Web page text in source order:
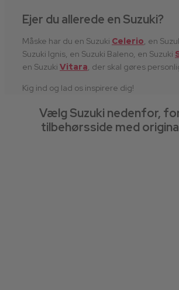
Ejer du allerede en Suzuki?
Måske har du en Suzuki Celerio, en
Suzuki Ignis, en Suzuki Baleno, en Suzuki
en Suzuki Vitara, der skal gøres
Kig ind og lad os inspirere dig!
Vælg Suzuki nedenfor,
tilbehørsside med